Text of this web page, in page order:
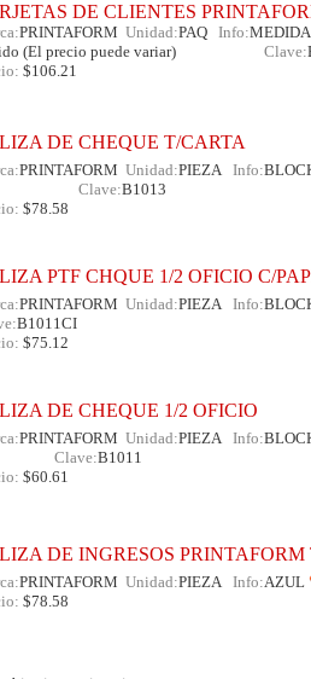
DE CLIENTES
PRINTAFORM Unidad:PAQ Info:
(El precio puede variar)
Clave:
$106.21
DE CHEQUE T/CARTA
PRINTAFORM Unidad:PIEZA Info:
Clave:B1013
$78.58
PTF CHQUE 1/2 OFICIO C/
PRINTAFORM Unidad:PIEZA Info:
B1011CI
$75.12
DE CHEQUE 1/2 OFICIO
PRINTAFORM Unidad:PIEZA Info:
Clave:B1011
$60.61
DE INGRESOS PRINTAFORM
PRINTAFORM Unidad:PIEZA Info:AZUL
$78.58